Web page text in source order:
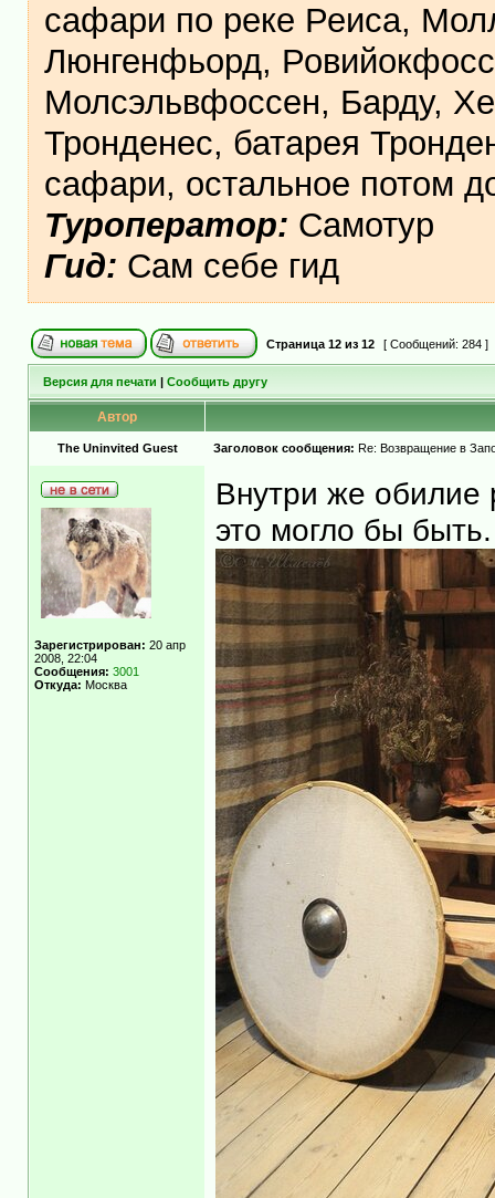
сафари по реке Реиса,
Люнгенфьорд,
Молсэльвфоссен, Барду,
Тронденес, батарея
сафари, остальное потом
Туроператор: Самотур
Гид: Сам себе гид
Страница 12 из 12 [ Сообщений: 284 ]
Версия для печати | Сообщить другу
Автор
The Uninvited Guest Заголовок сообщения: Re: Возвращение в
Зарегистрирован: 20 апр
2008, 22:04
Сообщения: 3001
Откуда: Москва
Внутри же обилие
это могло бы быть.